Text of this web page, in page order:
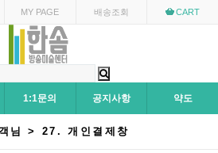
MY PAGE 배송조회 CART
1:1문의 공지사항 약도
님 > 27. 개인결제창